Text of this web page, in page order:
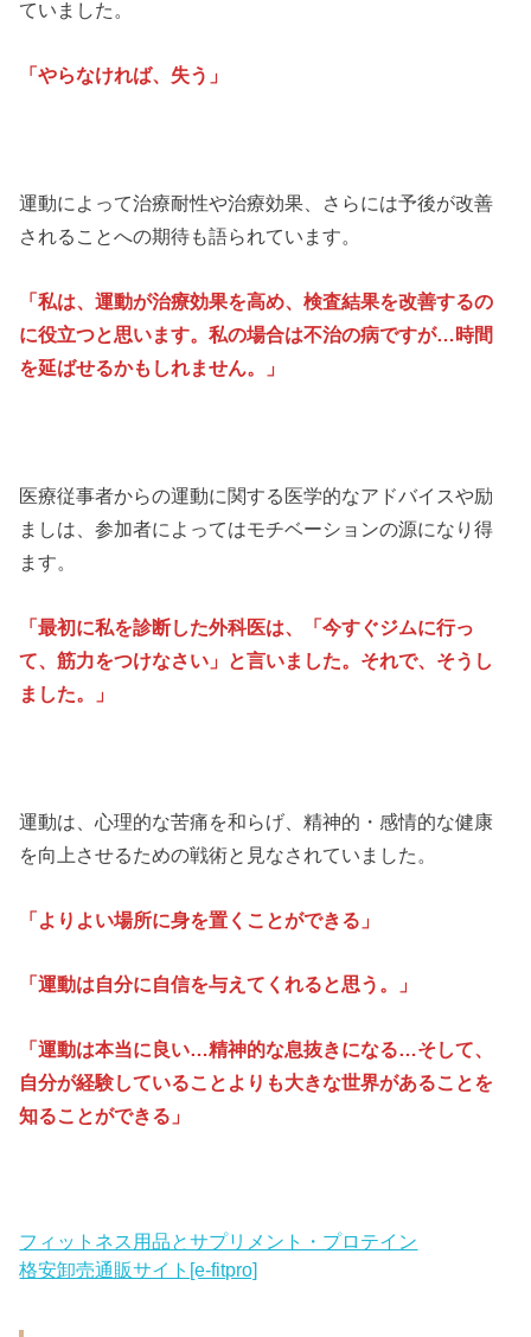
ていました。
「やらなければ、失う」
運動によって治療耐性や治療効果、さらには予後が改善
されることへの期待も語られています。
「私は、運動が治療効果を高め、検査結果を改善するの
に役立つと思います。私の場合は不治の病ですが…時間
を延ばせるかもしれません。」
医療従事者からの運動に関する医学的なアドバイスや励
ましは、参加者によってはモチベーションの源になり得
ます。
「最初に私を診断した外科医は、「今すぐジムに行っ
て、筋力をつけなさい」と言いました。それで、そうし
ました。」
運動は、心理的な苦痛を和らげ、精神的・感情的な健康
を向上させるための戦術と見なされていました。
「よりよい場所に身を置くことができる」
「運動は自分に自信を与えてくれると思う。」
「運動は本当に良い…精神的な息抜きになる…そして、
自分が経験していることよりも大きな世界があることを
知ることができる」
フィットネス用品とサプリメント・プロテイン
格安卸売通販サイト[e-fitpro]